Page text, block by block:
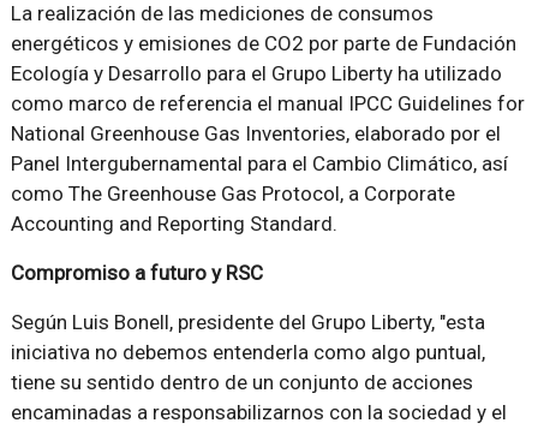
La realización de las mediciones de consumos
energéticos y emisiones de CO2 por parte de Fundación
Ecología y Desarrollo para el Grupo Liberty ha utilizado
como marco de referencia el manual IPCC Guidelines for
National Greenhouse Gas Inventories, elaborado por el
Panel Intergubernamental para el Cambio Climático, así
como The Greenhouse Gas Protocol, a Corporate
Accounting and Reporting Standard.
Compromiso a futuro y RSC
Según Luis Bonell, presidente del Grupo Liberty, "esta
iniciativa no debemos entenderla como algo puntual,
tiene su sentido dentro de un conjunto de acciones
encaminadas a responsabilizarnos con la sociedad y el